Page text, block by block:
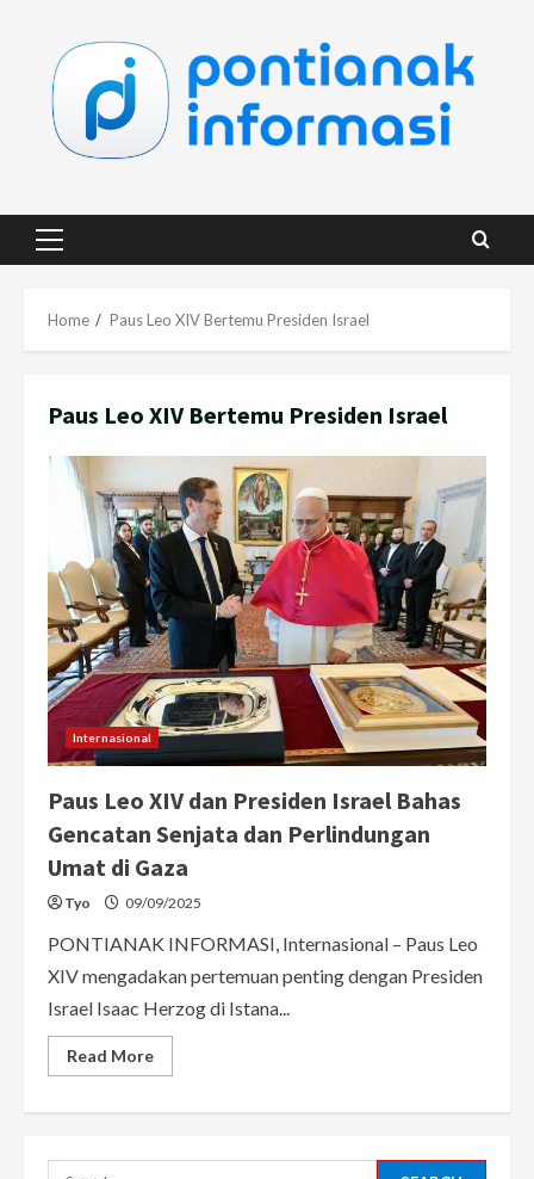
content
Primary
Home Paus Leo XIV Bertemu Presiden Israel
Paus Leo XIV Bertemu Presiden Israel
Internasional
Paus Leo XIV dan Presiden Israel Bahas
Gencatan Senjata dan Perlindungan
Umat di Gaza
Tyo 09/09/2025
PONTIANAK INFORMASI, Internasional – Paus Leo
XIV mengadakan pertemuan penting dengan Presiden
Israel Isaac Herzog di Istana...
Read MoreRead
more